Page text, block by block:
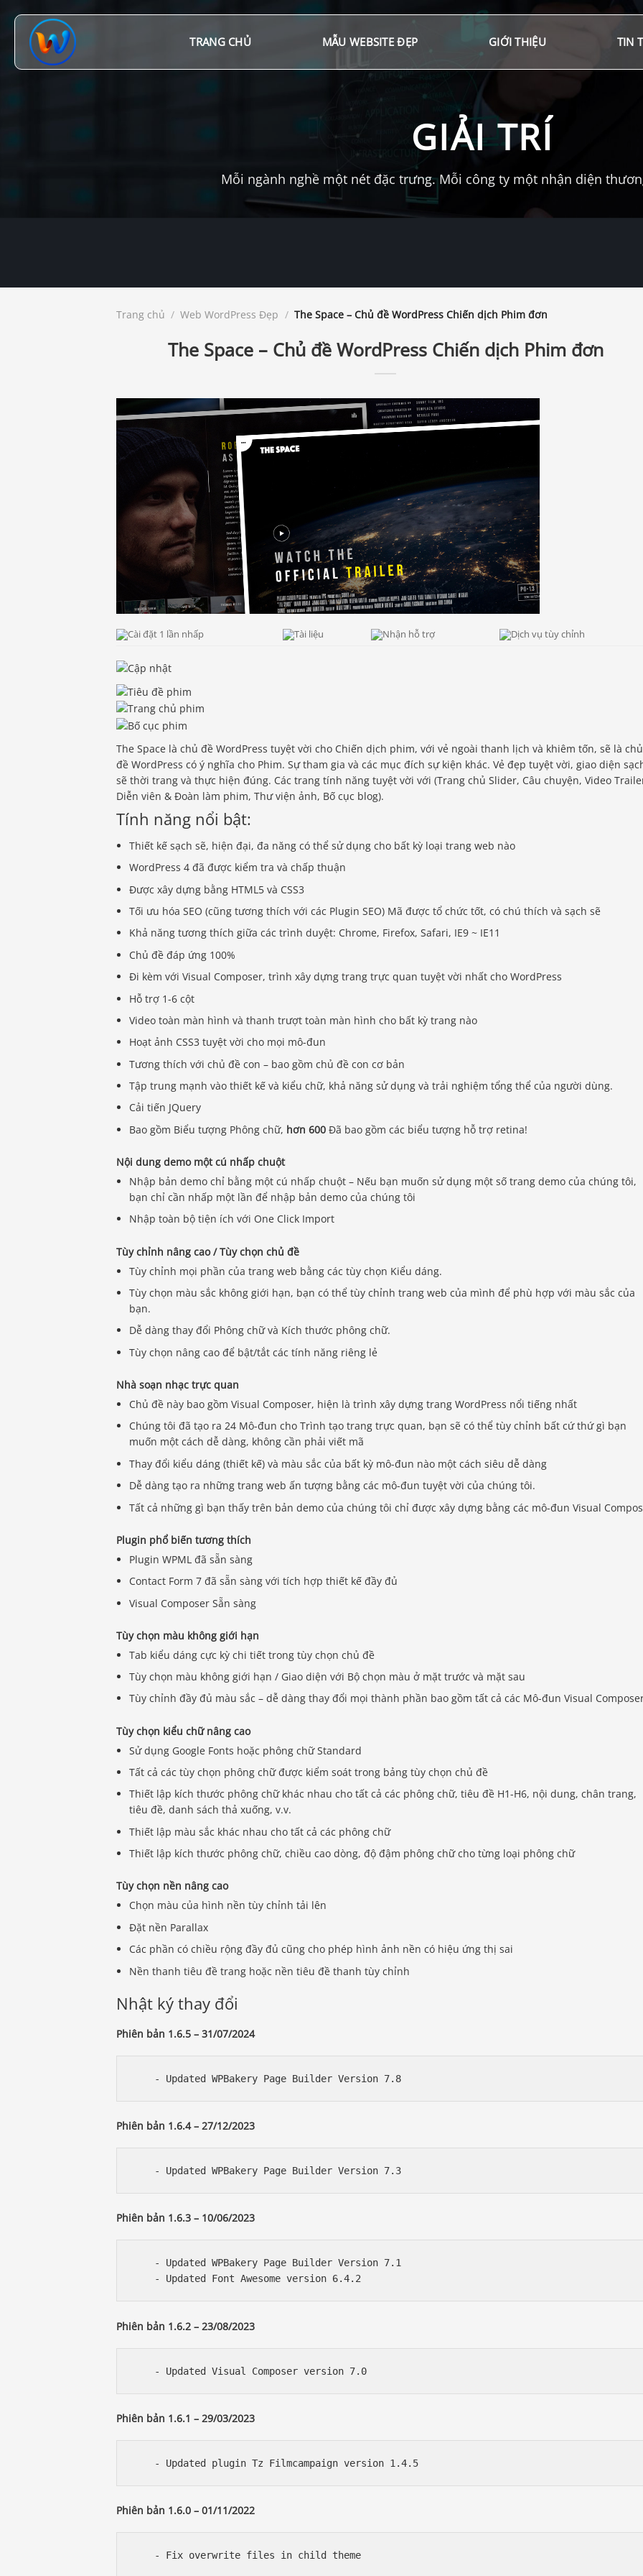
đến
TRANG CHỦ MẪU WEBSITE ĐẸP GIỚI THIỆU TIN
GIẢI TRÍ
Mỗi ngành nghề một nét đặc trưng. Mỗi công ty một nhận diện
Trang chủ / Web WordPress Đẹp / The Space – Chủ đề WordPress Chiến dịch Phim đơn
The Space – Chủ đề WordPress Chiến dịch Phim đơn
The Space là chủ đề WordPress tuyệt vời cho Chiến dịch phim, với vẻ ngoài thanh lịch và khiêm tốn, sẽ là chủ
đề WordPress có ý nghĩa cho Phim. Sự tham gia và các mục đích sự kiện khác. Vẻ đẹp tuyệt vời, giao diện
sẽ thời trang và thực hiện đúng. Các trang tính năng tuyệt vời với (Trang chủ Slider, Câu chuyện, Video
Diễn viên & Đoàn làm phim, Thư viện ảnh, Bố cục blog).
Tính năng nổi bật:
Thiết kế sạch sẽ, hiện đại, đa năng có thể sử dụng cho bất kỳ loại trang web nào
WordPress 4 đã được kiểm tra và chấp thuận
Được xây dựng bằng HTML5 và CSS3
Tối ưu hóa SEO (cũng tương thích với các Plugin SEO) Mã được tổ chức tốt, có chú thích và sạch sẽ
Khả năng tương thích giữa các trình duyệt: Chrome, Firefox, Safari, IE9 ~ IE11
Chủ đề đáp ứng 100%
Đi kèm với Visual Composer, trình xây dựng trang trực quan tuyệt vời nhất cho WordPress
Hỗ trợ 1-6 cột
Video toàn màn hình và thanh trượt toàn màn hình cho bất kỳ trang nào
Hoạt ảnh CSS3 tuyệt vời cho mọi mô-đun
Tương thích với chủ đề con – bao gồm chủ đề con cơ bản
Tập trung mạnh vào thiết kế và kiểu chữ, khả năng sử dụng và trải nghiệm tổng thể của người dùng.
Cải tiến JQuery
Bao gồm Biểu tượng Phông chữ, hơn 600 Đã bao gồm các biểu tượng hỗ trợ retina!
Nội dung demo một cú nhấp chuột
Nhập bản demo chỉ bằng một cú nhấp chuột – Nếu bạn muốn sử dụng một số trang demo của chúng tôi,
bạn chỉ cần nhấp một lần để nhập bản demo của chúng tôi
Nhập toàn bộ tiện ích với One Click Import
Tùy chỉnh nâng cao / Tùy chọn chủ đề
Tùy chỉnh mọi phần của trang web bằng các tùy chọn Kiểu dáng.
Tùy chọn màu sắc không giới hạn, bạn có thể tùy chỉnh trang web của mình để phù hợp với màu sắc của
bạn.
Dễ dàng thay đổi Phông chữ và Kích thước phông chữ.
Tùy chọn nâng cao để bật/tắt các tính năng riêng lẻ
Nhà soạn nhạc trực quan
Chủ đề này bao gồm Visual Composer, hiện là trình xây dựng trang WordPress nổi tiếng nhất
Chúng tôi đã tạo ra 24 Mô-đun cho Trình tạo trang trực quan, bạn sẽ có thể tùy chỉnh bất cứ thứ gì bạn
muốn một cách dễ dàng, không cần phải viết mã
Thay đổi kiểu dáng (thiết kế) và màu sắc của bất kỳ mô-đun nào một cách siêu dễ dàng
Dễ dàng tạo ra những trang web ấn tượng bằng các mô-đun tuyệt vời của chúng tôi.
Tất cả những gì bạn thấy trên bản demo của chúng tôi chỉ được xây dựng bằng các mô-đun Visual
Plugin phổ biến tương thích
Plugin WPML đã sẵn sàng
Contact Form 7 đã sẵn sàng với tích hợp thiết kế đầy đủ
Visual Composer Sẵn sàng
Tùy chọn màu không giới hạn
Tab kiểu dáng cực kỳ chi tiết trong tùy chọn chủ đề
Tùy chọn màu không giới hạn / Giao diện với Bộ chọn màu ở mặt trước và mặt sau
Tùy chỉnh đầy đủ màu sắc – dễ dàng thay đổi mọi thành phần bao gồm tất cả các Mô-đun Visual
Tùy chọn kiểu chữ nâng cao
Sử dụng Google Fonts hoặc phông chữ Standard
Tất cả các tùy chọn phông chữ được kiểm soát trong bảng tùy chọn chủ đề
Thiết lập kích thước phông chữ khác nhau cho tất cả các phông chữ, tiêu đề H1-H6, nội dung, chân trang,
tiêu đề, danh sách thả xuống, v.v.
Thiết lập màu sắc khác nhau cho tất cả các phông chữ
Thiết lập kích thước phông chữ, chiều cao dòng, độ đậm phông chữ cho từng loại phông chữ
Tùy chọn nền nâng cao
Chọn màu của hình nền tùy chỉnh tải lên
Đặt nền Parallax
Các phần có chiều rộng đầy đủ cũng cho phép hình ảnh nền có hiệu ứng thị sai
Nền thanh tiêu đề trang hoặc nền tiêu đề thanh tùy chỉnh
Nhật ký thay đổi
Phiên bản 1.6.5 – 31/07/2024
Phiên bản 1.6.4 – 27/12/2023
Phiên bản 1.6.3 – 10/06/2023
    - Updated WPBakery Page Builder Version 7.1
Phiên bản 1.6.2 – 23/08/2023
Phiên bản 1.6.1 – 29/03/2023
Phiên bản 1.6.0 – 01/11/2022